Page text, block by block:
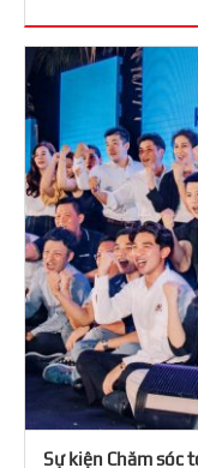
Sự kiện Chăm sóc